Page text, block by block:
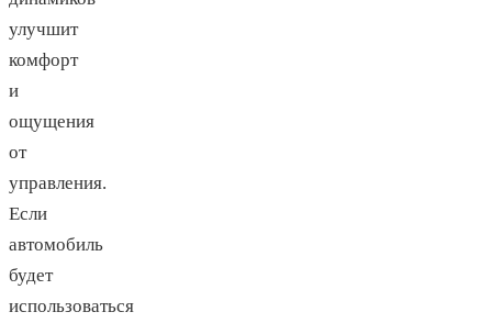
улучшит
комфорт
и
ощущения
от
управления.
Если
автомобиль
будет
использоваться